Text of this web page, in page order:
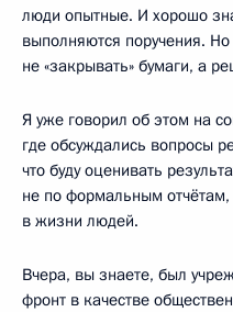
люди опытные. И хорошо
выполняются поручения.
не «закрывать» бумаги, а
Я уже говорил об этом на
где обсуждались вопросы
что буду оценивать
не по формальным
в жизни людей.
Вчера, вы знаете, был
фронт в качестве